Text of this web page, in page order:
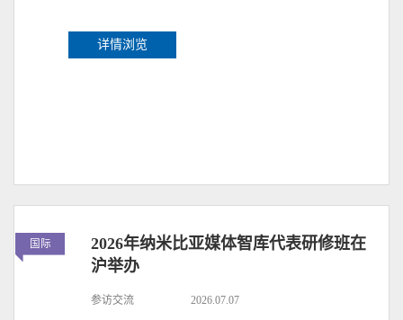
详情浏览
国际
2026年纳米比亚媒体智库代表研修班在
沪举办
参访交流 2026.07.07